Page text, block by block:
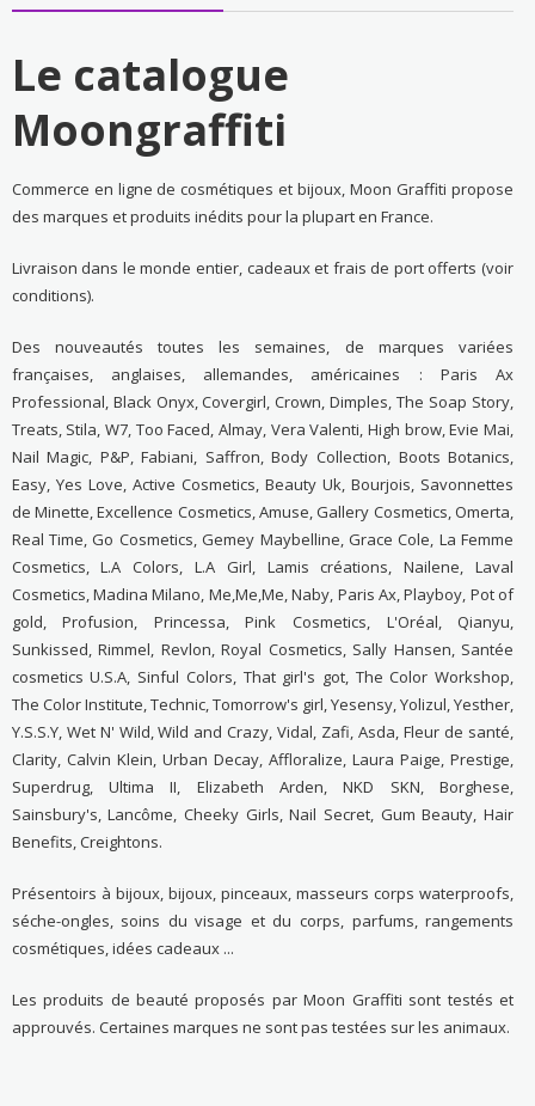
Le catalogue
Moongraffiti
Commerce en ligne de cosmétiques et bijoux, Moon Graffiti propose
des marques et produits inédits pour la plupart en France.
Livraison dans le monde entier, cadeaux et frais de port offerts (voir
conditions).
Des nouveautés toutes les semaines, de marques variées
françaises, anglaises, allemandes, américaines : Paris Ax
Professional, Black Onyx, Covergirl, Crown, Dimples, The Soap Story,
Treats, Stila, W7, Too Faced, Almay, Vera Valenti, High brow, Evie Mai,
Nail Magic, P&P, Fabiani, Saffron, Body Collection, Boots Botanics,
Easy, Yes Love, Active Cosmetics, Beauty Uk, Bourjois, Savonnettes
de Minette, Excellence Cosmetics, Amuse, Gallery Cosmetics, Omerta,
Real Time, Go Cosmetics, Gemey Maybelline, Grace Cole, La Femme
Cosmetics, L.A Colors, L.A Girl, Lamis créations, Nailene, Laval
Cosmetics, Madina Milano, Me,Me,Me, Naby, Paris Ax, Playboy, Pot of
gold, Profusion, Princessa, Pink Cosmetics, L'Oréal, Qianyu,
Sunkissed, Rimmel, Revlon, Royal Cosmetics, Sally Hansen, Santée
cosmetics U.S.A, Sinful Colors, That girl's got, The Color Workshop,
The Color Institute, Technic, Tomorrow's girl, Yesensy, Yolizul, Yesther,
Y.S.S.Y, Wet N' Wild, Wild and Crazy, Vidal, Zafi, Asda, Fleur de santé,
Clarity, Calvin Klein, Urban Decay, Affloralize, Laura Paige, Prestige,
Superdrug, Ultima II, Elizabeth Arden, NKD SKN, Borghese,
Sainsbury's, Lancôme, Cheeky Girls, Nail Secret, Gum Beauty, Hair
Benefits, Creightons.
Présentoirs à bijoux, bijoux, pinceaux, masseurs corps waterproofs,
séche-ongles, soins du visage et du corps, parfums, rangements
cosmétiques, idées cadeaux ...
Les produits de beauté proposés par Moon Graffiti sont testés et
approuvés. Certaines marques ne sont pas testées sur les animaux.